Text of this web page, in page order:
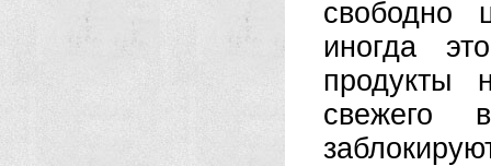
свободно
иногда
продукты
свежего